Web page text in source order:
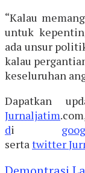
“Kalau
untuk
ada unsur
kalau
keseluruhan
Dapatkan
Jurnaljatim
di
serta twitter